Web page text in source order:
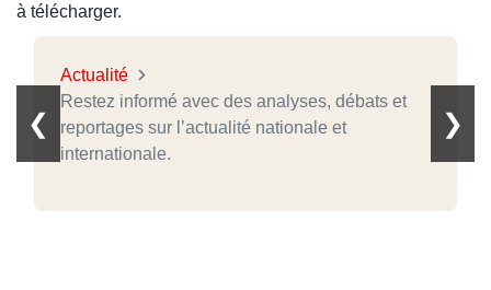
à télécharger.
❮
Actualité
Restez informé avec des analyses, débats et
reportages sur l’actualité nationale et
internationale.
❯